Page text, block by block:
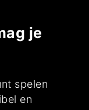
je
spelen
en